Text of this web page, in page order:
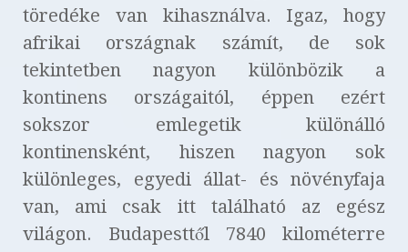
töredéke van kihasználva. Igaz, hogy
afrikai országnak számít, de sok
tekintetben nagyon különbözik a
kontinens országaitól, éppen ezért
sokszor emlegetik különálló
kontinensként, hiszen nagyon sok
különleges, egyedi állat- és növényfaja
van, ami csak itt található az egész
világon. Budapesttől 7840 kilométerre